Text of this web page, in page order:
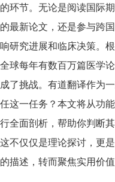
的环节。无论是阅读国际
的最新论文，还是参与跨
响研究进展和临床决策。
全球每年有数百万篇医学
成了挑战。有道翻译作为
任这一任务？本文将从功
行全面剖析，帮助你判断其
这不仅仅是理论探讨，更
的描述，转而聚焦实用价